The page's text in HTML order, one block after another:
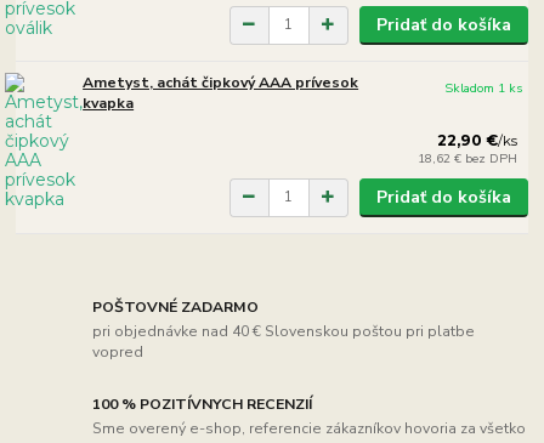
Pridať do košíka
Ametyst, achát čipkový AAA prívesok
kvapka
22,90 €/ks
18,62 € bez DPH
Skladom 1 ks
Pridať do košíka
POŠTOVNÉ ZADARMO
pri objednávke nad 40 € Slovenskou poštou pri platbe
vopred
100 % POZITÍVNYCH RECENZIÍ
Sme overený e-shop, referencie zákazníkov hovoria za všetko